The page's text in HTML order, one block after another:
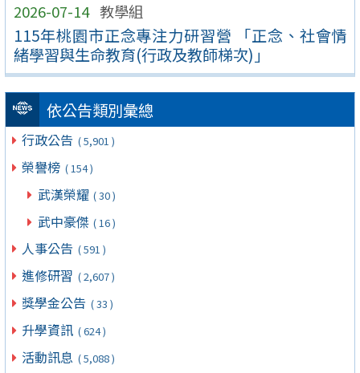
2026-07-14 教學組
115年桃園市正念專注力研習營 「正念、社會情
緒學習與生命教育(行政及教師梯次)」
依公告類別彙總
行政公告 ( 5,901 )
榮譽榜 ( 154 )
武漢榮耀 ( 30 )
武中豪傑 ( 16 )
人事公告 ( 591 )
進修研習 ( 2,607 )
獎學金公告 ( 33 )
升學資訊 ( 624 )
活動訊息 ( 5,088 )